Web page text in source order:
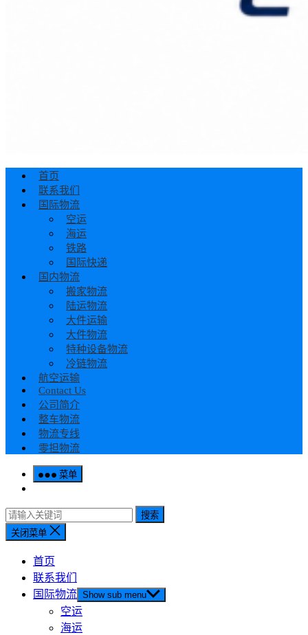
首页
联系我们
国际物流
空运
海运
铁路
国际快递
国内物流
搬家物流
陆运物流
大件运输
大件物流
特种设备物流
冷链物流
航空运输
Contact Us
公司简介
整车物流
物流专线
零担物流
菜单
搜索
关闭菜单
首页
联系我们
国际物流 Show sub menu
空运
海运